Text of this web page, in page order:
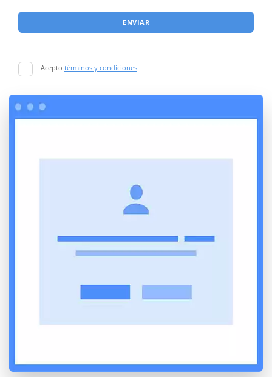
ENVIAR
Acepto términos y condiciones